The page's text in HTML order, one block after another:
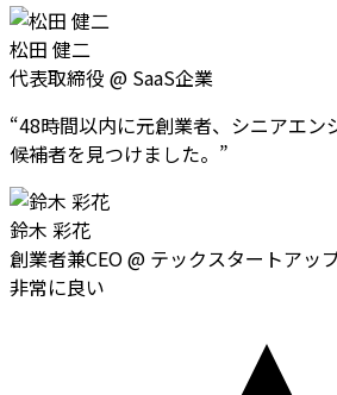
松田 健二
代表取締役 @ SaaS企業
“48時間以内に元創業者、シニアエン
候補者を見つけました。 ”
鈴木 彩花
創業者兼CEO@ テックスタートアッ
非常に良い